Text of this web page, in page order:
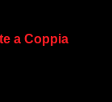
a Coppia